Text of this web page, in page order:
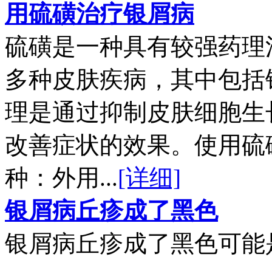
用硫磺治疗银屑病
硫磺是一种具有较强药
多种皮肤疾病，其中包
理是通过抑制皮肤细胞
改善症状的效果。使用
种：外用...[详细]
银屑病丘疹成了黑色
银屑病丘疹成了黑色可